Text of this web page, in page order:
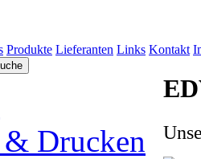
Produkte Lieferanten Links Kontakt
Drucken